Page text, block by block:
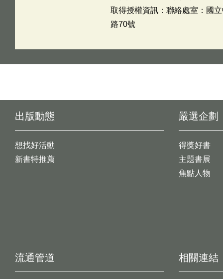
取得授權資訊：聯絡處室：國
路70號
出版動態
想找好活動
新書特推薦
嚴選企劃
得獎好書
主題書展
焦點人物
流通管道 相關連結